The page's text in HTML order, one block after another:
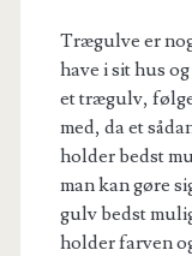
Trægulve er
have i sit hus
et trægulv,
med, da et
holder bedst
man kan gøre
gulv bedst
holder farven